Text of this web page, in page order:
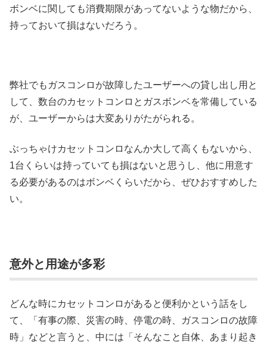
ボンベに関しても消費期限があってないような物だから、
持っておいて損はないだろう。
弊社でもガスコンロが故障したユーザーへの貸し出し用と
して、数台のカセットコンロとガスボンベを常備している
が、ユーザーからは大変ありがたがられる。
ぶっちゃけカセットコンロなんか大して高くもないから、
1台くらいは持っていても損はないと思うし、他に用意す
る必要があるのはボンベくらいだから、ぜひおすすめした
い。
意外と用途が多彩
どんな時にカセットコンロがあると便利かという話をし
て、「有事の際、災害の時、停電の時、ガスコンロの故障
時」などと言うと、中には「そんなこと自体、あまり起き